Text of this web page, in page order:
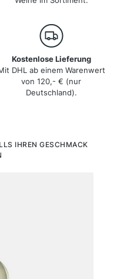
Kostenlose Lieferung
DHL ab einem Warenwert
von 120,- € (nur
Deutschland).
IHREN GESCHMACK